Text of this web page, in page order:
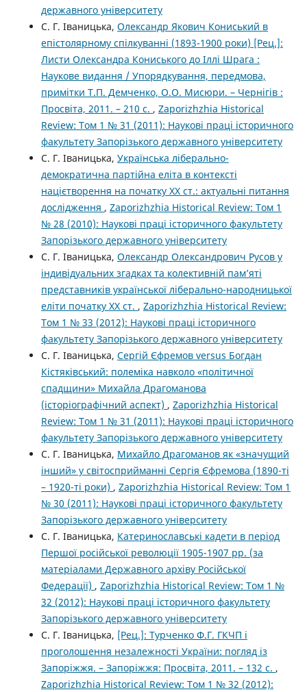
державного університету
С. Г. Іваницька, Олександр Якович Кониський в
епістолярному спілкуванні (1893-1900 роки) [Рец.]:
Листи Олександра Кониського до Іллі Шрага :
Наукове видання / Упорядкування, передмова,
примітки Т.П. Демченко, О.О. Мисюри. – Чернігів :
Просвіта, 2011. – 210 с. , Zaporizhzhia Historical
Review: Том 1 № 31 (2011): Наукові праці історичного
факультету Запорізького державного університету
С. Г. Іваницька, Українська ліберально-
демократична партійна еліта в контексті
націєтворення на початку ХХ ст.: актуальні питання
дослідження , Zaporizhzhia Historical Review: Том 1
№ 28 (2010): Наукові праці історичного факультету
Запорізького державного університету
С. Г. Іваницька, Олександр Олександрович Русов у
індивідуальних згадках та колективній пам’яті
представників української ліберально-народницької
еліти початку ХХ ст. , Zaporizhzhia Historical Review:
Том 1 № 33 (2012): Наукові праці історичного
факультету Запорізького державного університету
С. Г. Іваницька, Сергій Єфремов versus Богдан
Кістяківський: полеміка навколо «політичної
спадщини» Михайла Драгоманова
(історіографічний аспект) , Zaporizhzhia Historical
Review: Том 1 № 31 (2011): Наукові праці історичного
факультету Запорізького державного університету
С. Г. Іваницька, Михайло Драгоманов як «значущий
інший» у світосприйманні Сергія Єфремова (1890-ті
– 1920-ті роки) , Zaporizhzhia Historical Review: Том 1
№ 30 (2011): Наукові праці історичного факультету
Запорізького державного університету
С. Г. Іваницька, Катеринославські кадети в період
Першої російської революції 1905-1907 рр. (за
матеріалами Державного архіву Російської
Федерації) , Zaporizhzhia Historical Review: Том 1 №
32 (2012): Наукові праці історичного факультету
Запорізького державного університету
С. Г. Іваницька, [Рец.]: Турченко Ф.Г. ГКЧП і
проголошення незалежності України: погляд із
Запоріжжя. – Запоріжжя: Просвіта, 2011. – 132 с. ,
Zaporizhzhia Historical Review: Том 1 № 32 (2012):